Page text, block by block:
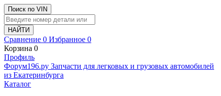
Поиск по VIN
Сравнение 0 Избранное 0
Корзина 0
Профиль
Фoрум196.ру Запчасти для легковых и грузовых автомобилей
из Екатеринбурга
Каталог